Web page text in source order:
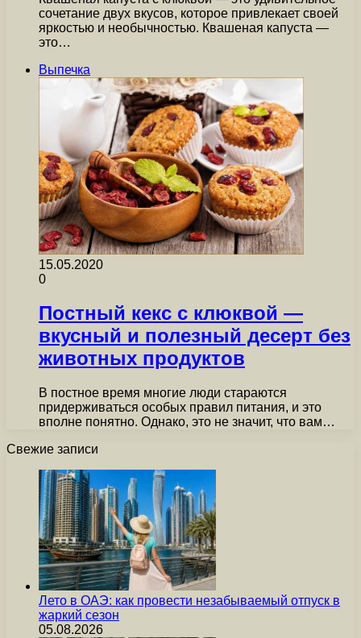
сочетание двух вкусов, которое привлекает своей
яркостью и необычностью. Квашеная капуста —
это…
Выпечка
15.05.2020
0
Постный кекс с клюквой —
вкусный и полезный десерт без
животных продуктов
В постное время многие люди стараются
придерживаться особых правил питания, и это
вполне понятно. Однако, это не значит, что вам…
Свежие записи
Лето в ОАЭ: как провести незабываемый отпуск в
жаркий сезон
05.08.2026